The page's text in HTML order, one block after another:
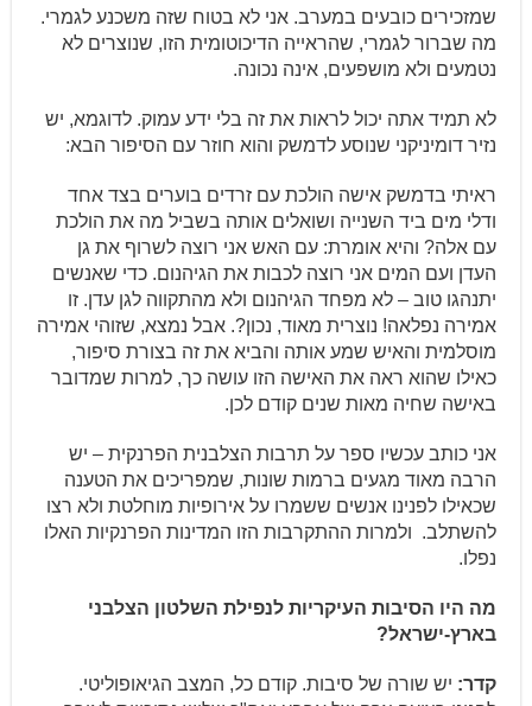
שמזכירים כובעים במערב. אני לא בטוח שזה משכנע לגמרי.
מה שברור לגמרי, שהראייה הדיכוטומית הזו, שנוצרים לא
נטמעים ולא מושפעים, אינה נכונה.
לא תמיד אתה יכול לראות את זה בלי ידע עמוק. לדוגמא, יש
נזיר דומיניקני שנוסע לדמשק והוא חוזר עם הסיפור הבא:
ראיתי בדמשק אישה הולכת עם זרדים בוערים בצד אחד
ודלי מים ביד השנייה ושואלים אותה בשביל מה את הולכת
עם אלה? והיא אומרת: עם האש אני רוצה לשרוף את גן
העדן ועם המים אני רוצה לכבות את הגיהנום. כדי שאנשים
יתנהגו טוב – לא מפחד הגיהנום ולא מהתקווה לגן עדן. זו
אמירה נפלאה! נוצרית מאוד, נכון?. אבל נמצא, שזוהי אמירה
מוסלמית והאיש שמע אותה והביא את זה בצורת סיפור,
כאילו שהוא ראה את האישה הזו עושה כך, למרות שמדובר
באישה שחיה מאות שנים קודם לכן.
אני כותב עכשיו ספר על תרבות הצלבנית הפרנקית – יש
הרבה מאוד מגעים ברמות שונות, שמפריכים את הטענה
שכאילו לפנינו אנשים ששמרו על אירופיות מוחלטת ולא רצו
להשתלב. ולמרות ההתקרבות הזו המדינות הפרנקיות האלו
נפלו.
מה היו הסיבות העיקריות לנפילת השלטון הצלבני
בארץ-ישראל?
קדר: יש שורה של סיבות. קודם כל, המצב הגיאופוליטי.